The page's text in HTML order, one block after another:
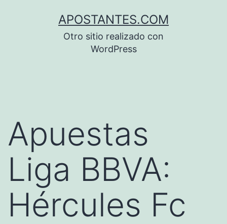
APOSTANTES.COM
Otro sitio realizado con
WordPress
Apuestas
Liga BBVA:
Hércules Fc